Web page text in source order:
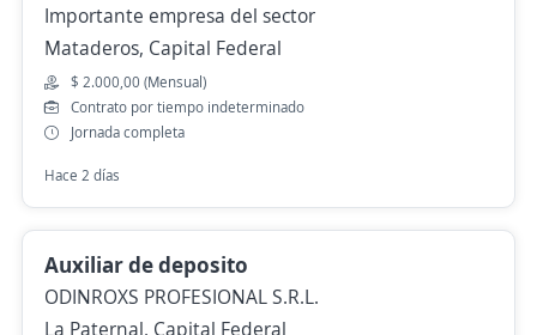
Importante empresa del sector
Mataderos, Capital Federal
$ 2.000,00 (Mensual)
Contrato por tiempo indeterminado
Jornada completa
Hace 2 días
Auxiliar de deposito
ODINROXS PROFESIONAL S.R.L.
La Paternal, Capital Federal